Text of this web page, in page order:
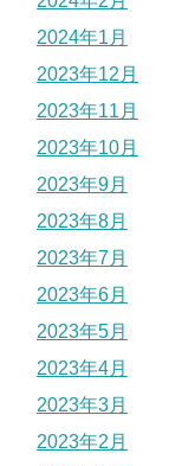
2024年1月
2023年12月
2023年11月
2023年10月
2023年9月
2023年8月
2023年7月
2023年6月
2023年5月
2023年4月
2023年3月
2023年2月